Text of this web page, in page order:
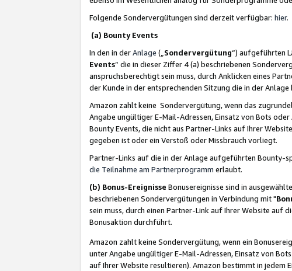
Folgende Sondervergütungen sind derzeit verfügbar: hier.
(a) Bounty Events
In den in derAnlage („ Sondervergütung“) aufgeführten
Events“ die in dieser Ziffer 4 (a) beschriebenen
anspruchsberechtigt sein muss, durch Anklicken eines
der Kunde in der entsprechenden Sitzung die in der
Amazon zahlt keine Sondervergütung, wenn das
Angabe ungültiger E-Mail-Adressen, Einsatz von Bots
Bounty Events, die nicht aus Partner-Links auf Ihrer
gegeben ist oder ein Verstoß oder Missbrauch vorliegt.
Partner-Links auf die in der Anlage aufgeführten Bounty-
die Teilnahme am Partnerprogramm erlaubt.
(b) Bonus-Ereignisse Bonusereignisse sind in
beschriebenen Sondervergütungen in Verbindung mit "
sein muss, durch einen Partner-Link auf Ihrer Website auf
Bonusaktion durchführt.
Amazon zahlt keine Sondervergütung, wenn ein
unter Angabe ungültiger E-Mail-Adressen, Einsatz von
auf Ihrer Website resultieren). Amazon bestimmt in jedem